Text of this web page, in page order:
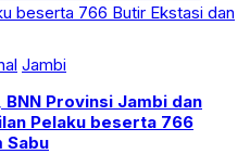
Jambi
Provinsi Jambi dan
Pelaku beserta 766
Sabu